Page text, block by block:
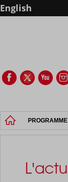
English
PROGRAMME